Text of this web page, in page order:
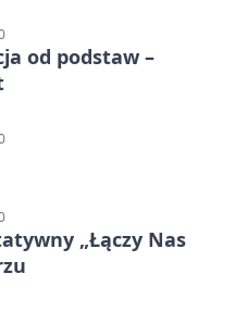
od podstaw –
„Łączy Nas